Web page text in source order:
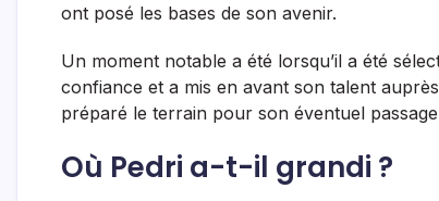
ont posé les bases de son avenir.
Un moment notable a été lorsqu’il a été
confiance et a mis en avant son talent
préparé le terrain pour son éventuel
Où Pedri a-t-il grandi ?